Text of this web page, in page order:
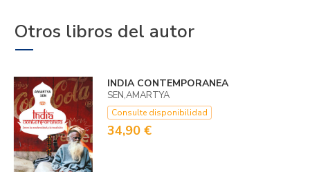
Otros libros del autor
INDIA CONTEMPORANEA
SEN,AMARTYA
Consulte disponibilidad
34,90 €